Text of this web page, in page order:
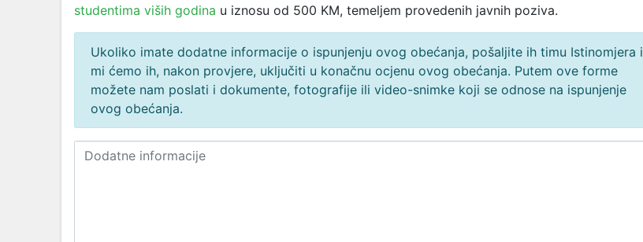
studentima viših godina u iznosu od 500 KM, temeljem provedenih javnih poziva.
Ukoliko imate dodatne informacije o ispunjenju ovog obećanja, pošaljite ih timu Istinomjera i
mi ćemo ih, nakon provjere, uključiti u konačnu ocjenu ovog obećanja. Putem ove forme
možete nam poslati i dokumente, fotografije ili video-snimke koji se odnose na ispunjenje
ovog obećanja.